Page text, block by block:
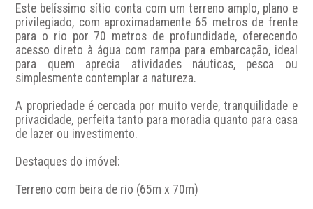
Este belíssimo sítio conta com um terreno amplo, plano e
privilegiado, com aproximadamente 65 metros de frente
para o rio por 70 metros de profundidade, oferecendo
acesso direto à água com rampa para embarcação, ideal
para quem aprecia atividades náuticas, pesca ou
simplesmente contemplar a natureza.
A propriedade é cercada por muito verde, tranquilidade e
privacidade, perfeita tanto para moradia quanto para casa
de lazer ou investimento.
Destaques do imóvel:
Terreno com beira de rio (65m x 70m)